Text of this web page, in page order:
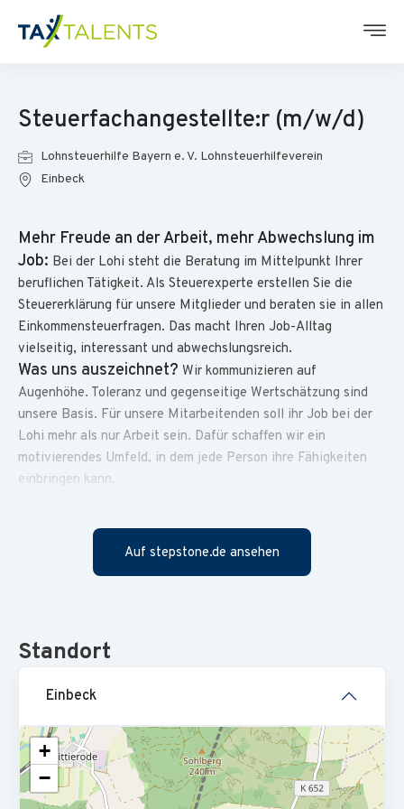
Steuerfachangestellte:r (m/w/d)
Lohnsteuerhilfe Bayern e. V. Lohnsteuerhilfeverein
Einbeck
Mehr Freude an der Arbeit, mehr Abwechslung im
Job: Bei der Lohi steht die Beratung im Mittelpunkt Ihrer
beruflichen Tätigkeit. Als Steuerexperte erstellen Sie die
Steuererklärung für unsere Mitglieder und beraten sie in allen
Einkommensteuerfragen. Das macht Ihren Job-Alltag
vielseitig, interessant und abwechslungsreich.
Was uns auszeichnet? Wir kommunizieren auf
Augenhöhe. Toleranz und gegenseitige Wertschätzung sind
unsere Basis. Für unsere Mitarbeitenden soll ihr Job bei der
Lohi mehr als nur Arbeit sein. Dafür schaffen wir ein
motivierendes Umfeld, in dem jede Person ihre Fähigkeiten
einbringen kann.
Arbeitsplatz. Bereits seit über 55 Jahren beraten und
unterstützen wir unsere Mitglieder individuell in allen
rund 1.200 Mitarbeitern in über 300 Beratungsstellen zu den
Die Stelle ist in Teilzeit mit 20 Wochenstunden zu
Nach Abschluss des Qualifizierungsprogramms übernehmen
Sie selbständig und eigenverantwortlich die Betreuung
Auf stepstone.de ansehen
Standort
Einbeck
+
−